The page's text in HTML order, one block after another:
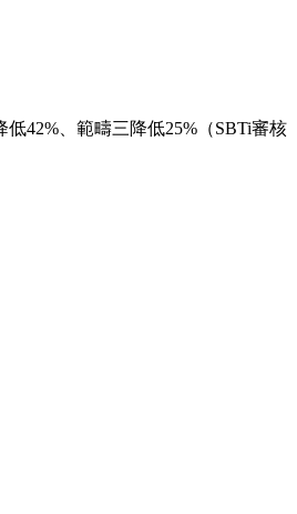
42%、範疇三降低25%（SBTi審核